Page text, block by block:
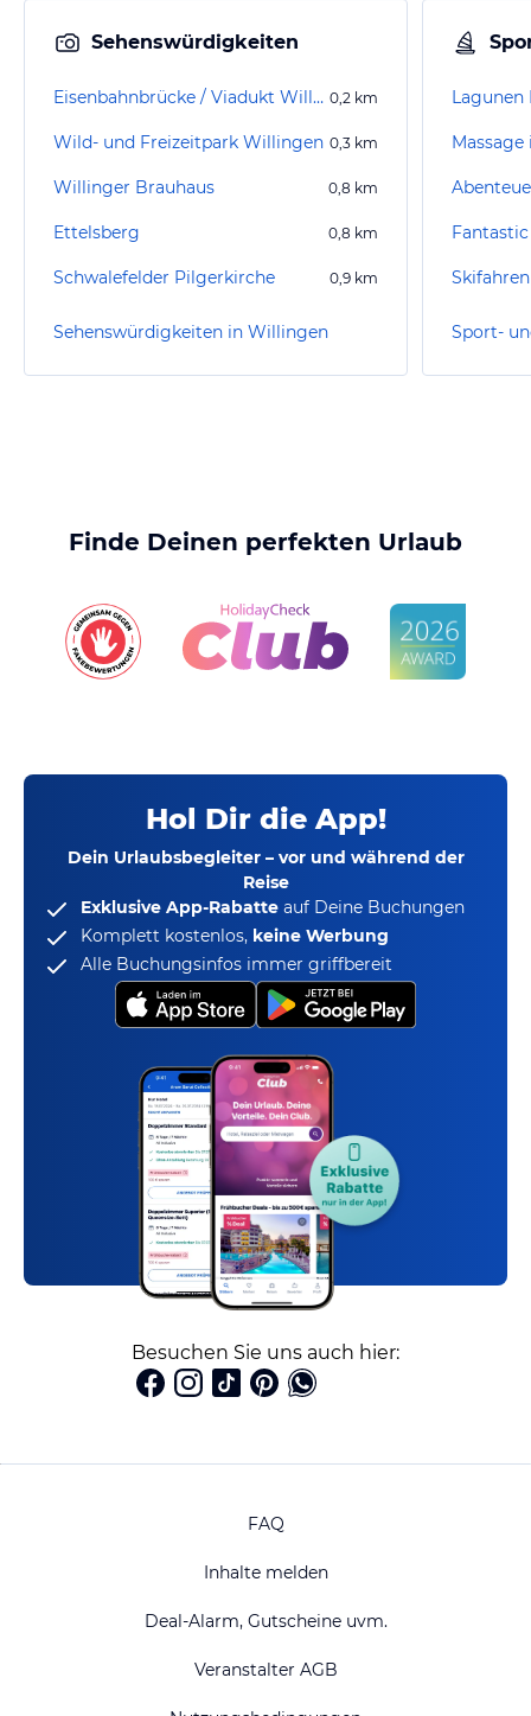
Sehenswürdigkeiten
Eisenbahnbrücke / Viadukt Willingen 0,2 km
Wild- und Freizeitpark Willingen 0,3 km
Willinger Brauhaus 0,8 km
Ettelsberg 0,8 km
Schwalefelder Pilgerkirche 0,9 km
Sehenswürdigkeiten in Willingen
Lagunen
Skifahren
Finde Deinen perfekten Urlaub
Hol Dir die App!
Dein Urlaubsbegleiter – vor und während der
Reise
Exklusive App-Rabatte auf Deine Buchungen
Komplett kostenlos, keine Werbung
Alle Buchungsinfos immer griffbereit
Besuchen Sie uns auch hier:
FAQ
Inhalte melden
Deal-Alarm, Gutscheine uvm.
Veranstalter AGB